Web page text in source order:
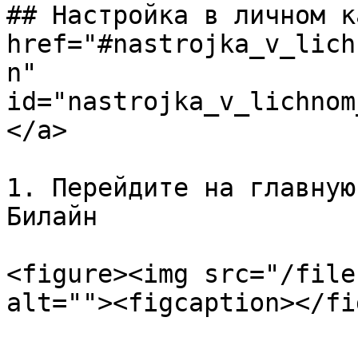
## Настройка в личном
n"
</a>
1. Перейдите на
Билайн
<figure><img src="/
alt=""><figcaption></